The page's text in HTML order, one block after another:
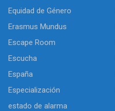
Equidad de Género
Erasmus Mundus
Escape Room
Escucha
España
Especialización
estado de alarma